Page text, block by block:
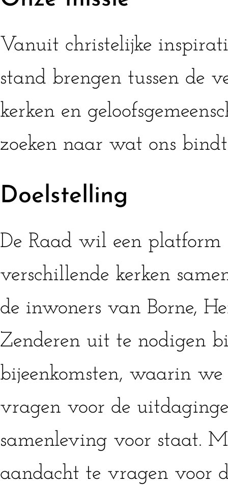
Vanuit christelijke
stand brengen tussen de
kerken en
zoeken naar wat ons
Doelstelling
De Raad wil een
verschillende kerken
de inwoners van Borne,
Zenderen uit te nodigen
bijeenkomsten, waarin
vragen voor de
samenleving voor staat.
aandacht te vragen voor